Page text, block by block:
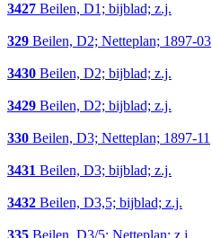
3427 Beilen, D1; bijblad; z.j.
329 Beilen, D2; Netteplan; 1897-03
3430 Beilen, D2; bijblad; z.j.
3429 Beilen, D2; bijblad; z.j.
330 Beilen, D3; Netteplan; 1897-11
3431 Beilen, D3; bijblad; z.j.
3432 Beilen, D3,5; bijblad; z.j.